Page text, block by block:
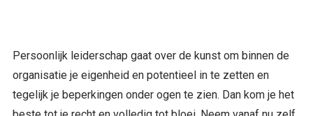
Persoonlijk leiderschap gaat over de kunst om binnen de
organisatie je eigenheid en potentieel in te zetten en
tegelijk je beperkingen onder ogen te zien. Dan kom je het